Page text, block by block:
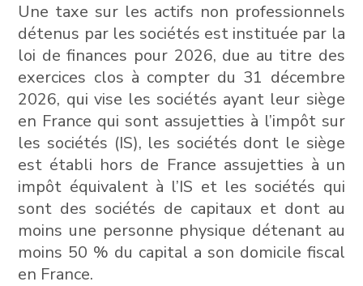
Une taxe sur les actifs non professionnels
détenus par les sociétés est instituée par la
loi de finances pour 2026, due au titre des
exercices clos à compter du 31 décembre
2026, qui vise les sociétés ayant leur siège
en France qui sont assujetties à l’impôt sur
les sociétés (IS), les sociétés dont le siège
est établi hors de France assujetties à un
impôt équivalent à l’IS et les sociétés qui
sont des sociétés de capitaux et dont au
moins une personne physique détenant au
moins 50 % du capital a son domicile fiscal
en France.